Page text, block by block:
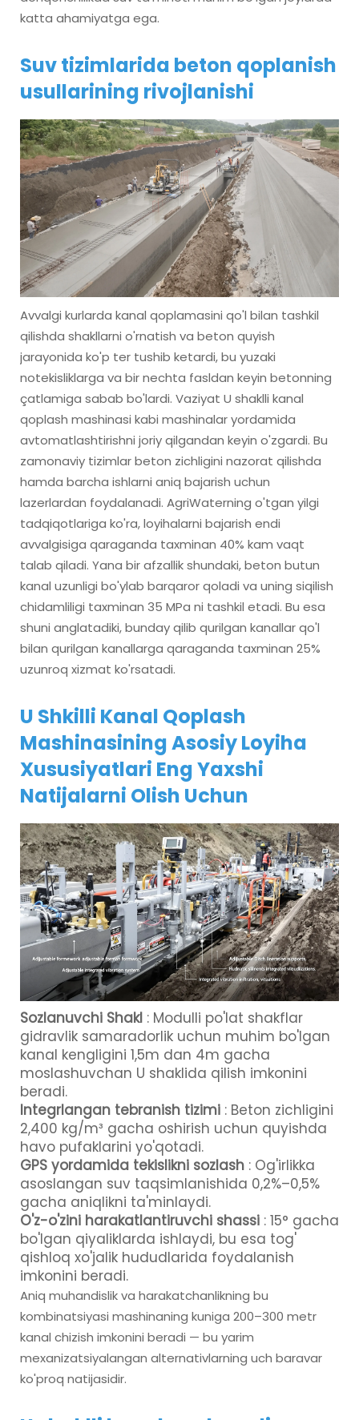
katta ahamiyatga ega.
Suv tizimlarida beton qoplanish
usullarining rivojlanishi
Avvalgi kurlarda kanal qoplamasini qo'l bilan tashkil
qilishda shakllarni o'rnatish va beton quyish
jarayonida ko'p ter tushib ketardi, bu yuzaki
notekisliklarga va bir nechta fasldan keyin betonning
çatlamiga sabab bo'lardi. Vaziyat U shaklli kanal
qoplash mashinasi kabi mashinalar yordamida
avtomatlashtirishni joriy qilgandan keyin o'zgardi. Bu
zamonaviy tizimlar beton zichligini nazorat qilishda
hamda barcha ishlarni aniq bajarish uchun
lazerlardan foydalanadi. AgriWaterning o'tgan yilgi
tadqiqotlariga ko'ra, loyihalarni bajarish endi
avvalgisiga qaraganda taxminan 40% kam vaqt
talab qiladi. Yana bir afzallik shundaki, beton butun
kanal uzunligi bo'ylab barqaror qoladi va uning siqilish
chidamliligi taxminan 35 MPa ni tashkil etadi. Bu esa
shuni anglatadiki, bunday qilib qurilgan kanallar qo'l
bilan qurilgan kanallarga qaraganda taxminan 25%
uzunroq xizmat ko'rsatadi.
U Shkilli Kanal Qoplash
Mashinasining Asosiy Loyiha
Xususiyatlari Eng Yaxshi
Natijalarni Olish Uchun
Sozlanuvchi Shakl : Modulli po'lat shakflar
gidravlik samaradorlik uchun muhim bo'lgan
kanal kengligini 1,5m dan 4m gacha
moslashuvchan U shaklida qilish imkonini
beradi.
Integrlangan tebranish tizimi : Beton zichligini
2,400 kg/m³ gacha oshirish uchun quyishda
havo pufaklarini yo'qotadi.
GPS yordamida tekislikni sozlash : Og'irlikka
asoslangan suv taqsimlanishida 0,2%–0,5%
gacha aniqlikni ta'minlaydi.
O'z-o'zini harakatlantiruvchi shassi : 15° gacha
bo'lgan qiyaliklarda ishlaydi, bu esa tog'
qishloq xo'jalik hududlarida foydalanish
imkonini beradi.
Aniq muhandislik va harakatchanlikning bu
kombinatsiyasi mashinaning kuniga 200–300 metr
kanal chizish imkonini beradi — bu yarim
mexanizatsiyalangan alternativlarning uch baravar
ko'proq natijasidir.